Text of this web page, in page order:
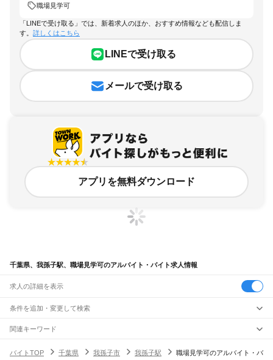
職場見学可
「LINEで受け取る」では、新着求人のほか、おすすめ情報なども配信しま
す。 詳しくはこちら
LINEで受け取る
メールで受け取る
アプリを無料ダウンロード
千葉県、我孫子駅、職場見学可のアルバイト・バイト求人情報
求人の詳細を表示
条件を追加・変更して検索
市区町村を追加・変更
千葉県すべて
駅を追加・変更
関連キーワード
バイトTOP
千葉県 我孫子市 我孫子駅 職場見学可のアルバイト・バ